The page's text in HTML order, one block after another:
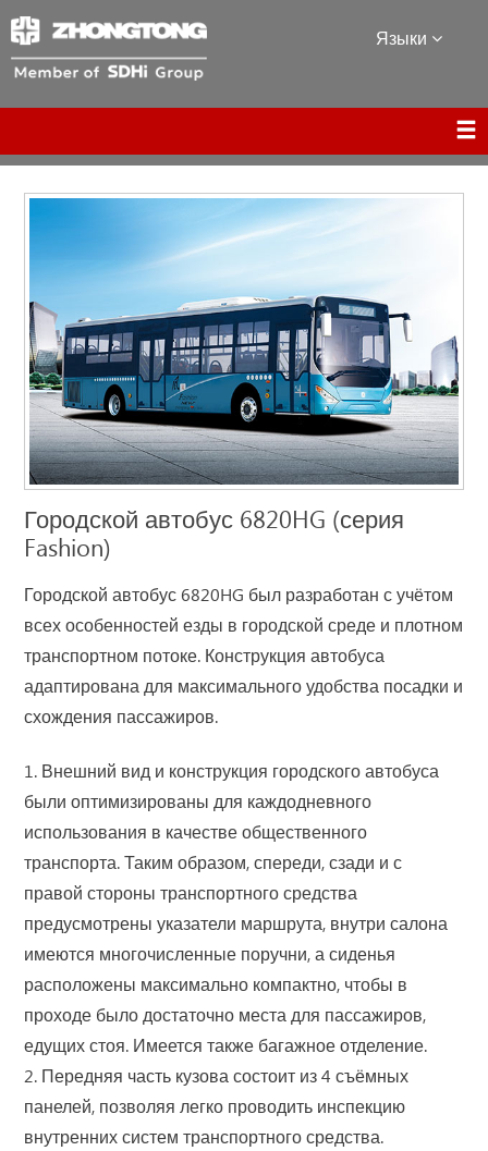
Языки
Городской автобус 6820HG (серия
Fashion)
Городской автобус 6820HG был разработан с учётом
всех особенностей езды в городской среде и плотном
транспортном потоке. Конструкция автобуса
адаптирована для максимального удобства посадки и
схождения пассажиров.
1. Внешний вид и конструкция городского автобуса
были оптимизированы для каждодневного
использования в качестве общественного
транспорта. Таким образом, спереди, сзади и с
правой стороны транспортного средства
предусмотрены указатели маршрута, внутри салона
имеются многочисленные поручни, а сиденья
расположены максимально компактно, чтобы в
проходе было достаточно места для пассажиров,
едущих стоя. Имеется также багажное отделение.
2. Передняя часть кузова состоит из 4 съёмных
панелей, позволяя легко проводить инспекцию
внутренних систем транспортного средства.